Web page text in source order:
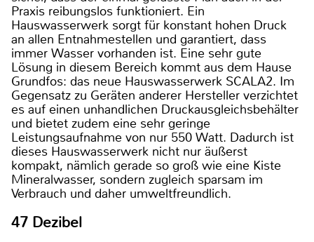
Praxis reibungslos funktioniert. Ein
Hauswasserwerk sorgt für konstant hohen Druck
an allen Entnahmestellen und garantiert, dass
immer Wasser vorhanden ist. Eine sehr gute
Lösung in diesem Bereich kommt aus dem Hause
Grundfos: das neue Hauswasserwerk SCALA2. Im
Gegensatz zu Geräten anderer Hersteller verzichtet
es auf einen unhandlichen Druckausgleichsbehälter
und bietet zudem eine sehr geringe
Leistungsaufnahme von nur 550 Watt. Dadurch ist
dieses Hauswasserwerk nicht nur äußerst
kompakt, nämlich gerade so groß wie eine Kiste
Mineralwasser, sondern zugleich sparsam im
Verbrauch und daher umweltfreundlich.
47 Dezibel